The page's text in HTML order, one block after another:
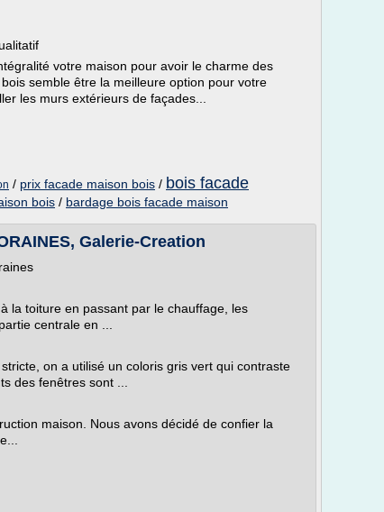
votre maison pour avoir le charme des
semble être la meilleure option pour votre
les murs extérieurs de façades...
/ prix facade maison bois / bois facade
bois / bardage bois facade maison
Galerie-Creation
la toiture en passant par le chauffage, les
centrale en ...
on a utilisé un coloris gris vert qui contraste
des fenêtres sont ...
maison. Nous avons décidé de confier la